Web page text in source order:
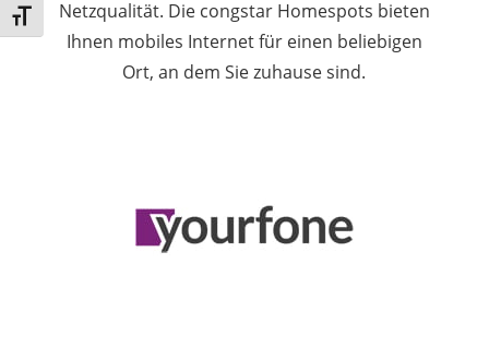
Schrift vergrößern
Netzqualität. Die congstar Homespots bieten
Ihnen mobiles Internet für einen beliebigen
Ort, an dem Sie zuhause sind.